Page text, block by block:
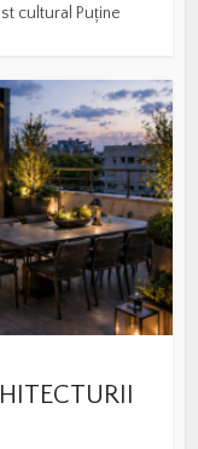
cultural Puține